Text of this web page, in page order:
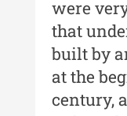
XXII / 2016
Indexul
Anuarul
were
that
built by
at the
century,